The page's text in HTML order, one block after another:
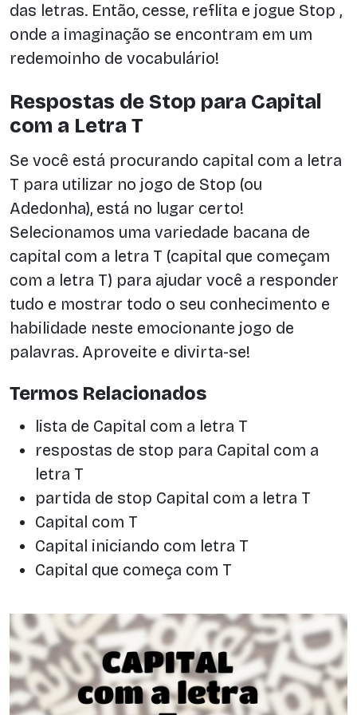
das letras. Então, cesse, reflita e jogue Stop ,
onde a imaginação se encontram em um
redemoinho de vocabulário!
Respostas de Stop para Capital
com a Letra T
Se você está procurando capital com a letra
T para utilizar no jogo de Stop (ou
Adedonha), está no lugar certo!
Selecionamos uma variedade bacana de
capital com a letra T (capital que começam
com a letra T) para ajudar você a responder
tudo e mostrar todo o seu conhecimento e
habilidade neste emocionante jogo de
palavras. Aproveite e divirta-se!
Termos Relacionados
lista de Capital com a letra T
respostas de stop para Capital com a
letra T
partida de stop Capital com a letra T
Capital com T
Capital iniciando com letra T
Capital que começa com T